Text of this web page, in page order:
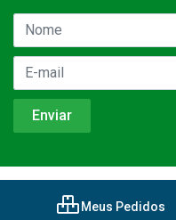
Meus Pedidos